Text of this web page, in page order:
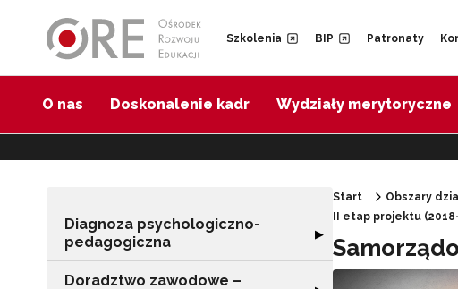
Szkolenia BIP Patronaty
O nas Doskonalenie kadr Wydziały merytoryczne
Diagnoza psychologiczno-
pedagogiczna
Rozwiń sekcję "Diagnoza
▶
Doradztwo zawodowe –
Start Obszary
II etap projektu